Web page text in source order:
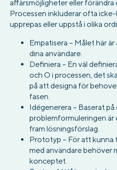
affärsmöjligheter eller förändra
Processen inkluderar ofta
upprepas eller uppstå i olika
Empatisera – Målet här
dina användare.
Definiera – En väl
och O i processen, det
på att designa för
fasen.
Idégenerera – Baserat
problemformuleringen är
fram lösningsförslag.
Prototyp – För att kunna
med användare behöver
konceptet.